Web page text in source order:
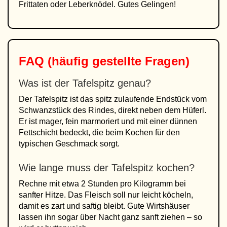
Frittaten oder Leberknödel. Gutes Gelingen!
FAQ (häufig gestellte Fragen)
Was ist der Tafelspitz genau?
Der Tafelspitz ist das spitz zulaufende Endstück vom
Schwanzstück des Rindes, direkt neben dem Hüferl.
Er ist mager, fein marmoriert und mit einer dünnen
Fettschicht bedeckt, die beim Kochen für den
typischen Geschmack sorgt.
Wie lange muss der Tafelspitz kochen?
Rechne mit etwa 2 Stunden pro Kilogramm bei
sanfter Hitze. Das Fleisch soll nur leicht köcheln,
damit es zart und saftig bleibt. Gute Wirtshäuser
lassen ihn sogar über Nacht ganz sanft ziehen – so